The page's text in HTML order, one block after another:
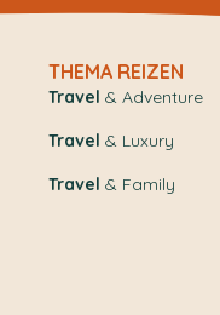
THEMA REIZEN
Travel & Adventure
Travel & Luxury
Travel & Family